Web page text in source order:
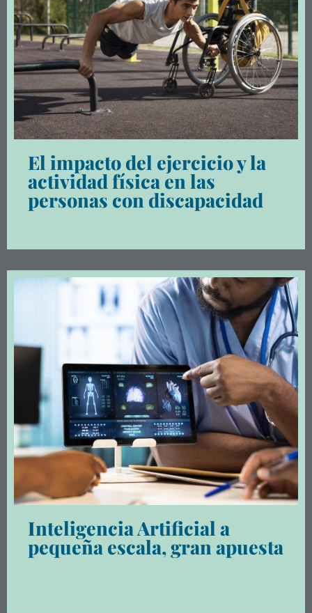
El impacto del ejercicio y la
actividad física en las
personas con discapacidad
Inteligencia Artificial a
pequeña escala, gran apuesta